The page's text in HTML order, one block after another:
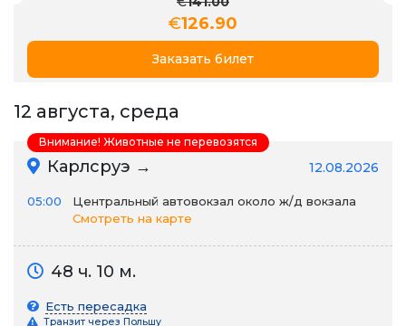
€126.90
Заказать билет
12 августа, среда
Карлсруэ → 12.08.2026
05:00
Центральный автовокзал около ж/д вокзала
Смотреть на карте
48 ч. 10 м.
Есть пересадка
Транзит через Польшу
Внимание! Животные не перевозятся